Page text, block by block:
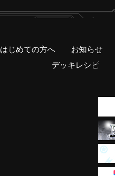
はじめての方へ お知らせ
デッキレシピ